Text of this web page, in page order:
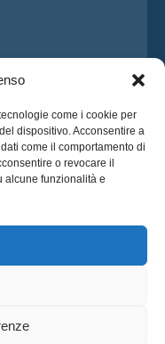
come i cookie per
dispositivo. Acconsentire a
come il comportamento di
o revocare il
alcune funzionalità e
Riservati.
privacydi OsaBus